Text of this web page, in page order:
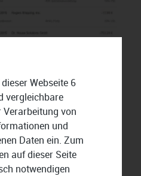
Webseite 6
vergleichbare
Verarbeitung von
und
Daten ein. Zum
auf dieser Seite
notwendigen